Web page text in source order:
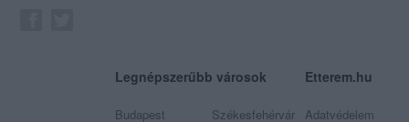
Legnépszerűbb városok
Budapest Székesfehérvár
Etterem.hu
Adatvédelem